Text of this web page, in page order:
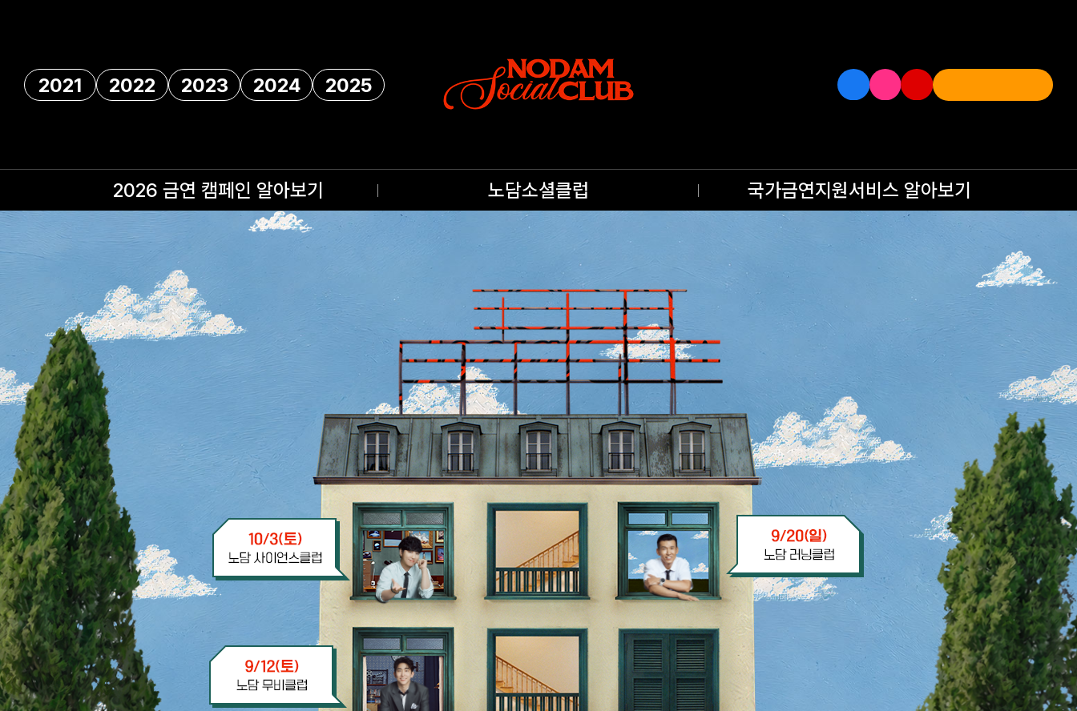
2021 2022 2023 2024 2025
2026 금연 캠페인 알아보기 노담소셜클럽 국가금연지원서비스 알아보기